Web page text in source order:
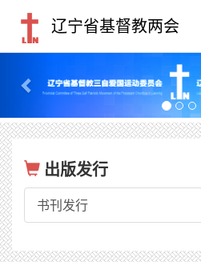
辽宁省基督教两会
出版发行
书刊发行